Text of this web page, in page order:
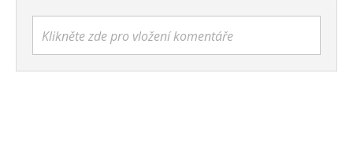
Klikněte zde pro vložení komentáře